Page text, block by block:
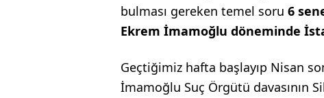
bulması gereken temel soru 6
Ekrem İmamoğlu döneminde
Geçtiğimiz hafta başlayıp Nisan
İmamoğlu Suç Örgütü davasının